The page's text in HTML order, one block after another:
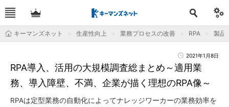
キーマンズネット 生産性向上 業務プロセスの改善 RPA 製品
2021年1月8日
RPA導入、活用の大規模調査総まとめ～適用業
務、導入障壁、不満、企業が描く理想のRPA像～
RPAは定型業務の自動化によってナレッジワーカーの業務効率を